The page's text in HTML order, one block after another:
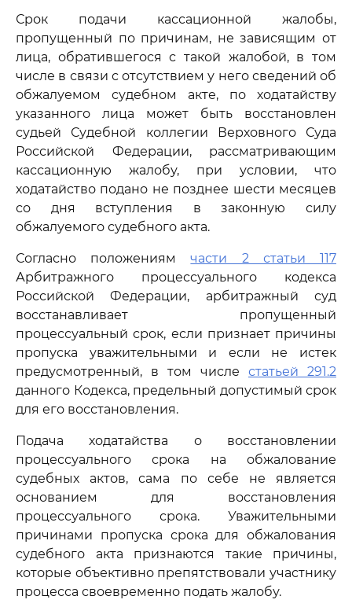
Срок подачи кассационной жалобы,
пропущенный по причинам, не зависящим от
лица, обратившегося с такой жалобой, в том
числе в связи с отсутствием у него сведений об
обжалуемом судебном акте, по ходатайству
указанного лица может быть восстановлен
судьей Судебной коллегии Верховного Суда
Российской Федерации, рассматривающим
кассационную жалобу, при условии, что
ходатайство подано не позднее шести месяцев
со дня вступления в законную силу
обжалуемого судебного акта.
Согласно положениямчасти 2 статьи 117
Арбитражного процессуального кодекса
Российской Федерации, арбитражный суд
восстанавливает пропущенный
процессуальный срок, если признает причины
пропуска уважительными и если не истек
предусмотренный, в том числе статьей 291.2
данного Кодекса, предельный допустимый срок
для его восстановления.
Подача ходатайства о восстановлении
процессуального срока на обжалование
судебных актов, сама по себе не является
основанием для восстановления
процессуального срока. Уважительными
причинами пропуска срока для обжалования
судебного акта признаются такие причины,
которые объективно препятствовали участнику
процесса своевременно подать жалобу.